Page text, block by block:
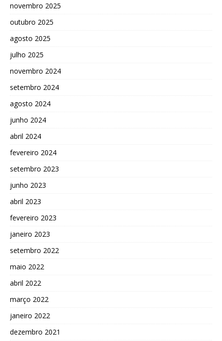
novembro 2025
outubro 2025
agosto 2025
julho 2025
novembro 2024
setembro 2024
agosto 2024
junho 2024
abril 2024
fevereiro 2024
setembro 2023
junho 2023
abril 2023
fevereiro 2023
janeiro 2023
setembro 2022
maio 2022
abril 2022
março 2022
janeiro 2022
dezembro 2021